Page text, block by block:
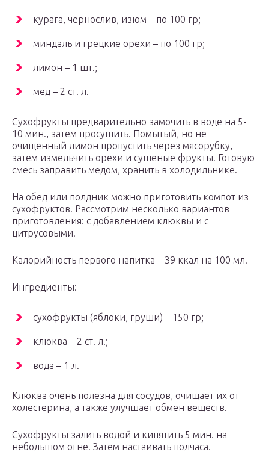
курага, чернослив, изюм – по 100 гр;
миндаль и грецкие орехи – по 100 гр;
лимон – 1 шт.;
мед – 2 ст. л.
Сухофрукты предварительно замочить в воде на 5-
10 мин., затем просушить. Помытый, но не
очищенный лимон пропустить через мясорубку,
затем измельчить орехи и сушеные фрукты. Готовую
смесь заправить медом, хранить в холодильнике.
На обед или полдник можно приготовить компот из
сухофруктов. Рассмотрим несколько вариантов
приготовления: с добавлением клюквы и с
цитрусовыми.
Калорийность первого напитка – 39 ккал на 100 мл.
Ингредиенты:
сухофрукты (яблоки, груши) – 150 гр;
клюква – 2 ст. л.;
вода – 1 л.
Клюква очень полезна для сосудов, очищает их от
холестерина, а также улучшает обмен веществ.
Сухофрукты залить водой и кипятить 5 мин. на
небольшом огне. Затем настаивать полчаса.